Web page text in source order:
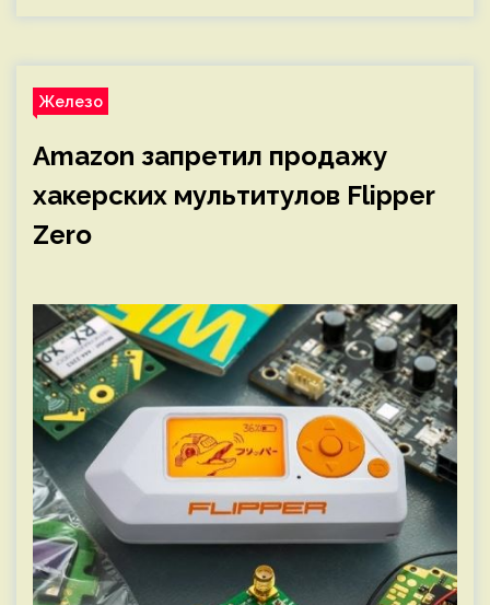
Железо
Amazon запретил продажу
хакерских мультитулов Flipper
Zero